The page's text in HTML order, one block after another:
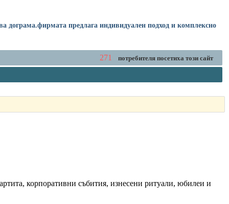
дограма.фирмата предлага индивидуален подход и комплексно
271 потребителя посетиха този сайт
корпоративни събития, изнесени ритуали, юбилеи и